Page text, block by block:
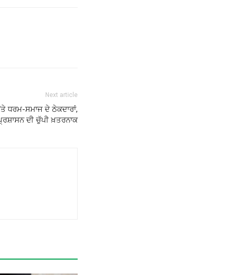
Next article
ਧਰਮ-ਸਮਾਜ ਦੇ ਠੇਕਦਾਰਾਂ,
ਦੀ ਚੁੱਪੀ ਖ਼ਤਰਨਾਕ